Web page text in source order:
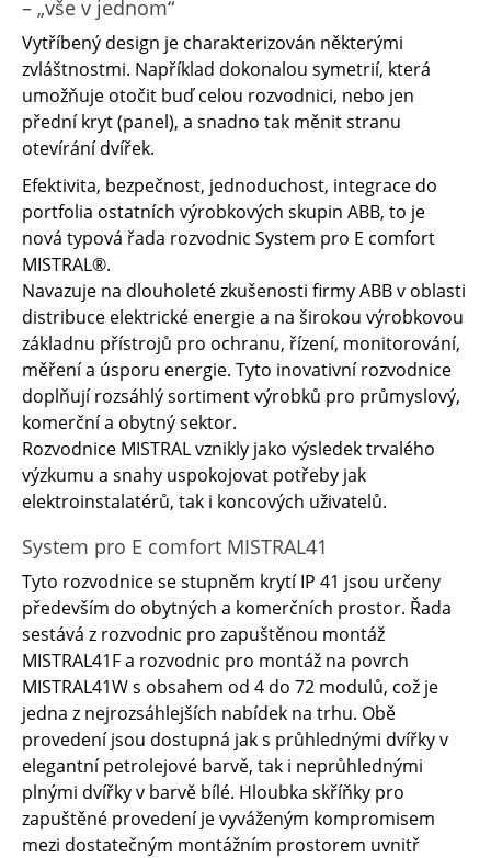
– „vše v jednom“
Vytříbený design je charakterizován některými
zvláštnostmi. Například dokonalou symetrií, která
umožňuje otočit buď celou rozvodnici, nebo jen
přední kryt (panel), a snadno tak měnit stranu
otevírání dvířek.
Efektivita, bezpečnost, jednoduchost, integrace do
portfolia ostatních výrobkových skupin ABB, to je
nová typová řada rozvodnic System pro E comfort
MISTRAL®.
Navazuje na dlouholeté zkušenosti firmy ABB v oblasti
distribuce elektrické energie a na širokou výrobkovou
základnu přístrojů pro ochranu, řízení, monitorování,
měření a úsporu energie. Tyto inovativní rozvodnice
doplňují rozsáhlý sortiment výrobků pro průmyslový,
komerční a obytný sektor.
Rozvodnice MISTRAL vznikly jako výsledek trvalého
výzkumu a snahy uspokojovat potřeby jak
elektroinstalatérů, tak i koncových uživatelů.
System pro E comfort MISTRAL41
Tyto rozvodnice se stupněm krytí IP 41 jsou určeny
především do obytných a komerčních prostor. Řada
sestává z rozvodnic pro zapuštěnou montáž
MISTRAL41F a rozvodnic pro montáž na povrch
MISTRAL41W s obsahem od 4 do 72 modulů, což je
jedna z nejrozsáhlejších nabídek na trhu. Obě
provedení jsou dostupná jak s průhlednými dvířky v
elegantní petrolejové barvě, tak i neprůhlednými
plnými dvířky v barvě bílé. Hloubka skříňky pro
zapuštěné provedení je vyváženým kompromisem
mezi dostatečným montážním prostorem uvnitř